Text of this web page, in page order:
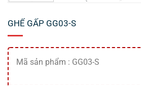
GHẾ GẤP GG03-S
Mã sản phẩm : GG03-S